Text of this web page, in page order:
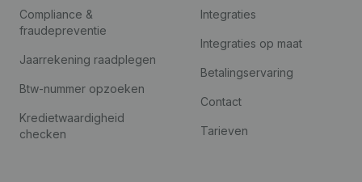
Compliance &
fraudepreventie
Jaarrekening raadplegen
Btw-nummer opzoeken
Kredietwaardigheid
checken
Integraties
Integraties op maat
Betalingservaring
Contact
Tarieven